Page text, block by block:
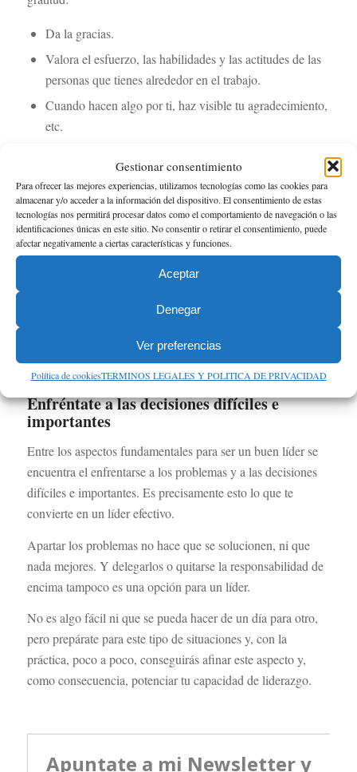
Gestionar consentimiento
Para ofrecer las mejores experiencias, utilizamos tecnologías como las cookies para
almacenar y/o acceder a la información del dispositivo. El consentimiento de estas
tecnologías nos permitirá procesar datos como el comportamiento de navegación o las
identificaciones únicas en este sitio. No consentir o retirar el consentimiento, puede
afectar negativamente a ciertas características y funciones.
Aceptar
Denegar
Ver preferencias
Política de cookiesTERMINOS LEGALES Y POLITICA DE PRIVACIDAD
Da la gracias.
Valora el esfuerzo, las habilidades y las actitudes de las
personas que tienes alrededor en el trabajo.
Cuando hacen algo por ti, haz visible tu agradecimiento,
etc.
Ayuda a los demás acrecer
Mejorar tu liderazgo está bien, pero no te centres solo en
ello, procura también ayudar a que los demás puedan crecer
a nivel profesional.
Para poder hacer esto, es fundamental que tengas claro que
competencia, sino todo lo contrario, tus aliados.
Si tú creces, la empresa crece. Y de la misma manera ocurre
con las personas que tienes alrededor.
Enfréntate a las decisiones difíciles e
importantes
Entre los aspectos fundamentales para ser un buen líder se
encuentra el enfrentarse a los problemas y a las decisiones
difíciles e importantes. Es precisamente esto lo que te
convierte en un líder efectivo.
Apartar los problemas no hace que se solucionen, ni que
nada mejores. Y delegarlos o quitarse la responsabilidad de
encima tampoco es una opción para un líder.
No es algo fácil ni que se pueda hacer de un día para otro,
pero prepárate para este tipo de situaciones y, con la
práctica, poco a poco, conseguirás afinar este aspecto y,
como consecuencia, potenciar tu capacidad de liderazgo.